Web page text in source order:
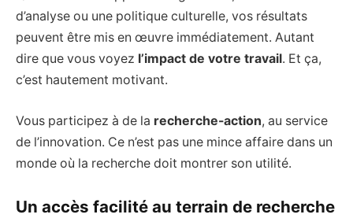
d’analyse ou une politique culturelle, vos résultats
peuvent être mis en œuvre immédiatement. Autant
dire que vous voyez l’impact de votre travail. Et ça,
c’est hautement motivant.
Vous participez à de la recherche-action, au service
de l’innovation. Ce n’est pas une mince affaire dans un
monde où la recherche doit montrer son utilité.
Un accès facilité au terrain de recherche